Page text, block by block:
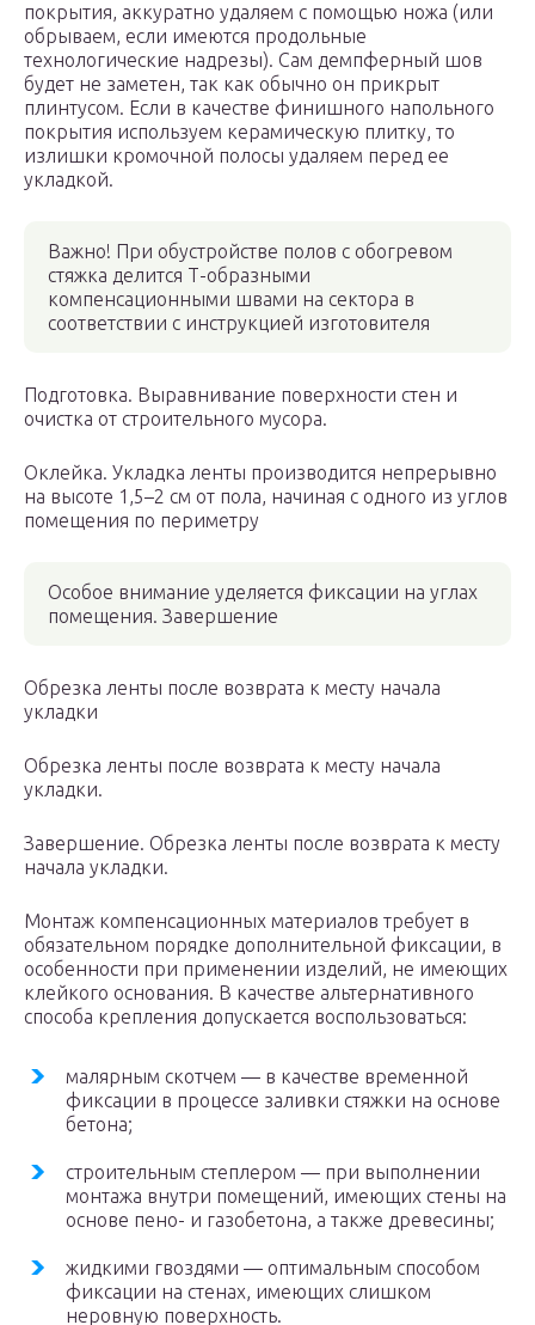
покрытия, аккуратно удаляем с помощью ножа (или
обрываем, если имеются продольные
технологические надрезы). Сам демпферный шов
будет не заметен, так как обычно он прикрыт
плинтусом. Если в качестве финишного напольного
покрытия используем керамическую плитку, то
излишки кромочной полосы удаляем перед ее
укладкой.
Важно! При обустройстве полов с обогревом
стяжка делится Т-образными
компенсационными швами на сектора в
соответствии с инструкцией изготовителя
Подготовка. Выравнивание поверхности стен и
очистка от строительного мусора.
Оклейка. Укладка ленты производится непрерывно
на высоте 1,5–2 см от пола, начиная с одного из углов
помещения по периметру
Особое внимание уделяется фиксации на углах
помещения. Завершение
Обрезка ленты после возврата к месту начала
укладки
Обрезка ленты после возврата к месту начала
укладки.
Завершение. Обрезка ленты после возврата к месту
начала укладки.
Монтаж компенсационных материалов требует в
обязательном порядке дополнительной фиксации, в
особенности при применении изделий, не имеющих
клейкого основания. В качестве альтернативного
способа крепления допускается воспользоваться:
малярным скотчем — в качестве временной
фиксации в процессе заливки стяжки на основе
бетона;
строительным степлером — при выполнении
монтажа внутри помещений, имеющих стены на
основе пено- и газобетона, а также древесины;
жидкими гвоздями — оптимальным способом
фиксации на стенах, имеющих слишком
неровную поверхность.